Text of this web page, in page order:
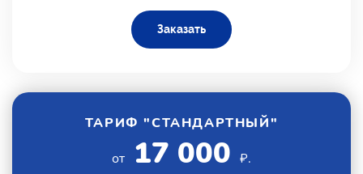
Заказать
ТАРИФ "СТАНДАРТНЫЙ"
от 17 000 ₽.